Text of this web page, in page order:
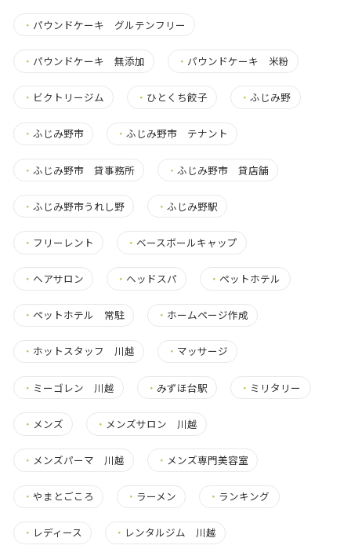
・ パウンドケーキ グルテンフリー
・ パウンドケーキ 無添加 ・ パウンドケーキ 米粉
・ ビクトリージム ・ ひとくち餃子 ・ふじみ野
・ ふじみ野市 ・ふじみ野市 テナント
・ ふじみ野市 貸事務所 ・ふじみ野市 貸店舗
・ ふじみ野市うれし野 ・ふじみ野駅
・ フリーレント ・ ベースボールキャップ
・ ヘアサロン ・ ヘッドスパ ・ペットホテル
・ ペットホテル 常駐 ・ ホームページ作成
・ ホットスタッフ 川越 ・ マッサージ
・ ミーゴレン 川越 ・ みずほ台駅 ・ ミリタリー
・ メンズ ・ メンズサロン 川越
・ メンズパーマ 川越 ・ メンズ専門美容室
・ やまとごころ ・ ラーメン ・ ランキング
・ レディース ・ レンタルジム 川越